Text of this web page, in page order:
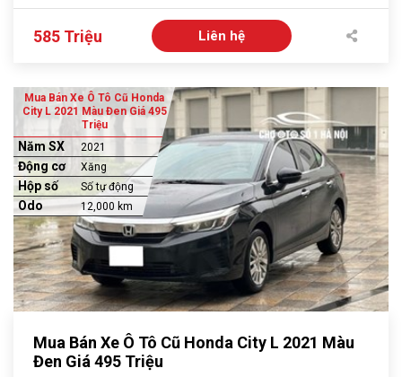
585 Triệu Liên hệ
Mua Bán Xe Ô Tô Cũ Honda
City L 2021 Màu Đen Giá 495
Triệu
Năm SX 2021
Động cơ Xăng
Hộp số Số tự động
Odo 12,000 km
Mua Bán Xe Ô Tô Cũ Honda City L 2021 Màu
Đen Giá 495 Triệu